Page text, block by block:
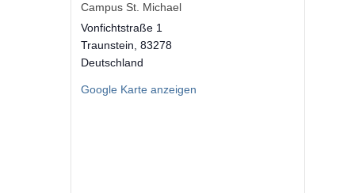
Campus St. Michael
Vonfichtstraße 1
Traunstein, 83278
Deutschland
Google Karte anzeigen